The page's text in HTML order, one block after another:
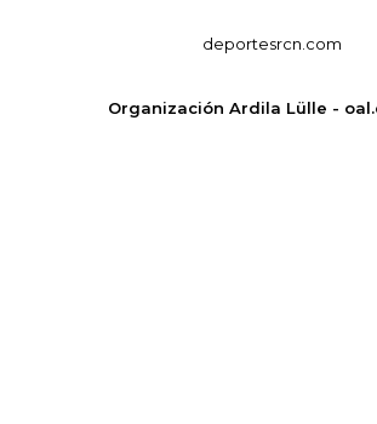
deportesrcn.com
Organización Ardila Lülle -